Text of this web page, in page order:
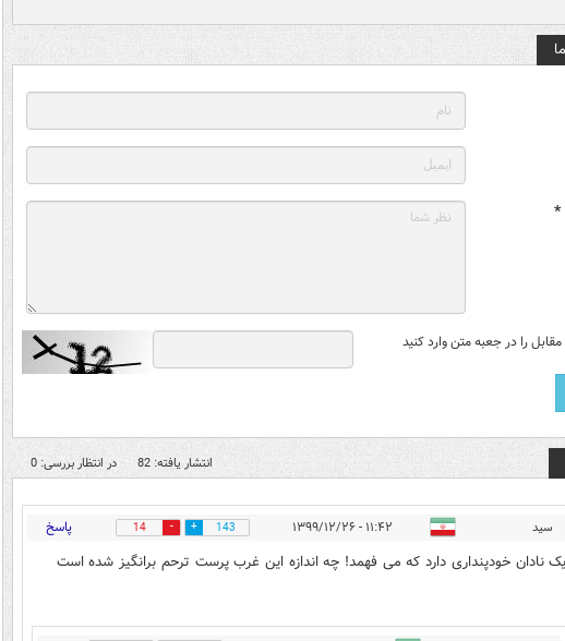
*
را در جعبه متن وارد کنید
انتشار یافته: 82 در انتظار بررسی: 0
سید ۱۱:۴۲ - ۱۳۹۹/۱۲/۲۶ 143
14 پاسخ
نادان خودپنداری دارد که می فهمد! چه اندازه این غرب پرست ترحم برانگیز شده است